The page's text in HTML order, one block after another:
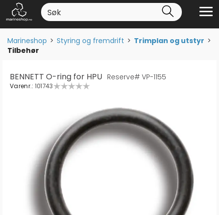
Marineshop>Styring og fremdrift>Trimplan og utstyr>
Tilbehør
BENNETT O-ring for HPU Reserve# VP-1155
Varenr.: 101743